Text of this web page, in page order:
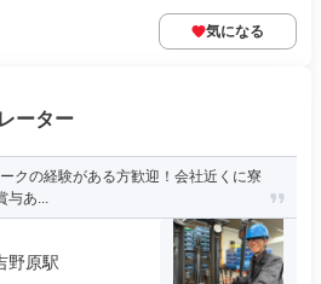
気になる
ーター
クの経験がある方歓迎！会社近くに寮
与あ...
野原駅